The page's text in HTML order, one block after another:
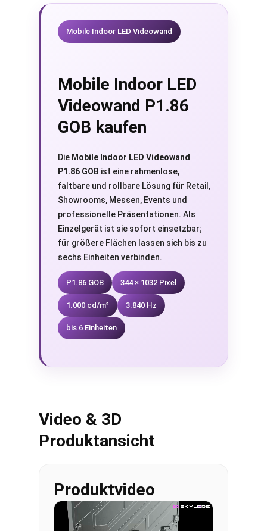
Mobile Indoor LED Videowand
Mobile Indoor LED
Videowand P1.86
GOB kaufen
Die Mobile Indoor LED Videowand
P1.86 GOB ist eine rahmenlose,
faltbare und rollbare Lösung für Retail,
Showrooms, Messen, Events und
professionelle Präsentationen. Als
Einzelgerät ist sie sofort einsetzbar;
für größere Flächen lassen sich bis zu
sechs Einheiten verbinden.
P1.86 GOB 344 × 1032 Pixel
1.000 cd/m² 3.840 Hz
bis 6 Einheiten
Video & 3D
Produktansicht
Produktvideo